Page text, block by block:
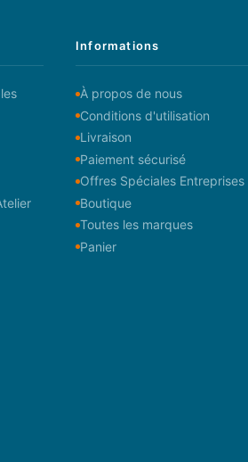
Informations
À propos de nous
Conditions d'utilisation
Livraison
Paiement sécurisé
Offres Spéciales Entreprises
Boutique
Toutes les marques
Panier